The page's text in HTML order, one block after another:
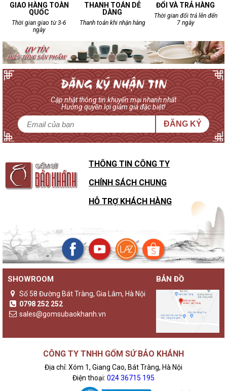
GIAO HÀNG TOÀN
QUỐC
Thời gian giao từ 3-6
ngày
THANH TOÁN DỄ
DÀNG
Thanh toán khi nhận hàng
ĐỔI VÀ TRẢ HÀNG
Thời gian đổi trả lên đến
7 ngày
Cập nhật thông tin khuyến mại nhanh nhất
Hưởng quyền lợi giảm giá đặc biệt!
ĐĂNG KÝ
THÔNG TIN CÔNG TY
CHÍNH SÁCH CHUNG
HỖ TRỢ KHÁCH HÀNG
SHOWROOM
Số 58 Đường Bát Tràng, Gia Lâm, Hà Nội
0798 252 252
sales@gomsubaokhanh.vn
BẢN ĐỒ
CÔNG TY TNHH GỐM SỨ BẢO KHÁNH
Địa chỉ: Xóm 1, Giang Cao, Bát Tràng, Hà Nội
Điện thoại: 024 36715 195